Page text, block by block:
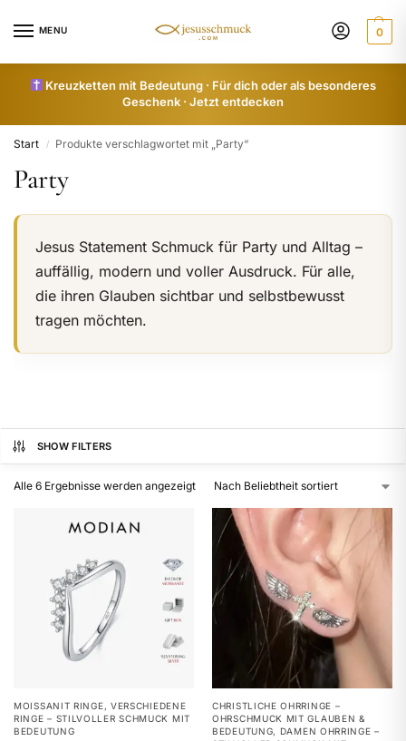
MENU 0
Kreuzketten mit Bedeutung · Für dich oder als besonderes
Geschenk · Jetzt entdecken
Start / Produkte verschlagwortet mit „Party“
Party
Jesus Statement Schmuck für Party und Alltag –
auffällig, modern und voller Ausdruck. Für alle,
die ihren Glauben sichtbar und selbstbewusst
tragen möchten.
SHOW FILTERS
Alle 6 Ergebnisse werden angezeigt
MOISSANIT RINGE, VERSCHIEDENE
RINGE – STILVOLLER SCHMUCK MIT
BEDEUTUNG
CHRISTLICHE OHRRINGE –
OHRSCHMUCK MIT GLAUBEN &
BEDEUTUNG, DAMEN OHRRINGE –